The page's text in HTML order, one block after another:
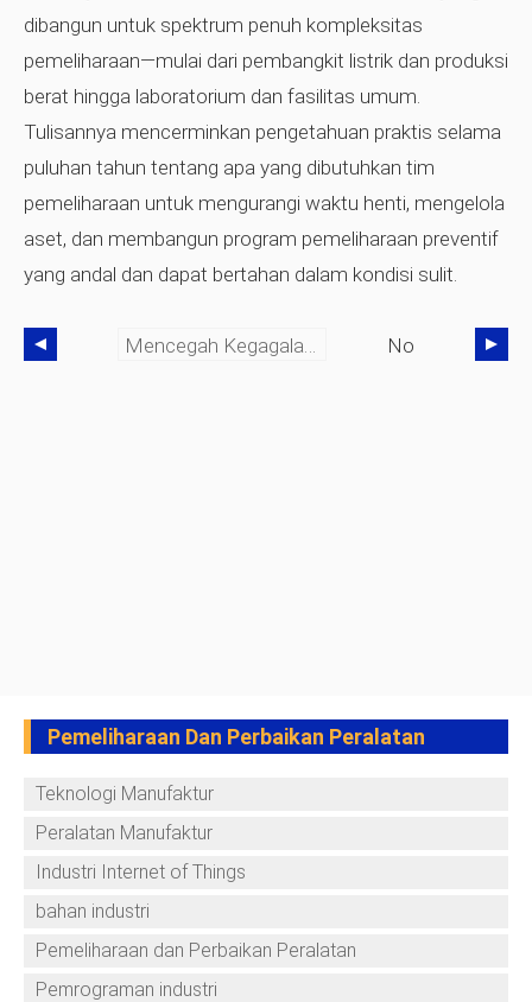
dibangun untuk spektrum penuh kompleksitas
pemeliharaan—mulai dari pembangkit listrik dan produksi
berat hingga laboratorium dan fasilitas umum.
Tulisannya mencerminkan pengetahuan praktis selama
puluhan tahun tentang apa yang dibutuhkan tim
pemeliharaan untuk mengurangi waktu henti, mengelola
aset, dan membangun program pemeliharaan preventif
yang andal dan dapat bertahan dalam kondisi sulit.
Mencegah Kegagalan Air Limbah Yang Diam-Diam:Bagaimana Perangkat Lunak Manajemen Aset Perusahaan Menghentikan Kekacauan Yang Mahal No
Pemeliharaan Dan Perbaikan Peralatan
Teknologi Manufaktur
Peralatan Manufaktur
Industri Internet of Things
bahan industri
Pemeliharaan dan Perbaikan Peralatan
Pemrograman industri